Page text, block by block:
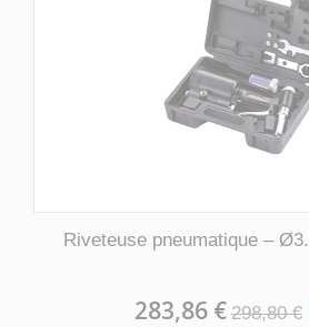
Riveteuse pneumatique –
283,86 € 298,80 €